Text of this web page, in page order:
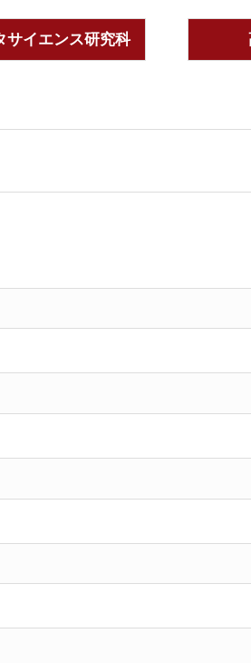
サイエンス研究科